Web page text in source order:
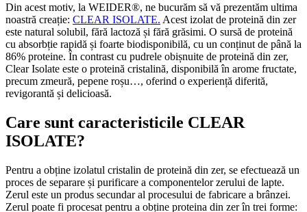
Din acest motiv, la WEIDER®, ne bucurăm să vă prezentăm ultima
noastră creație: CLEAR ISOLATE. Acest izolat de proteină din zer
este natural solubil, fără lactoză și fără grăsimi. O sursă de proteină
cu absorbție rapidă și foarte biodisponibilă, cu un conținut de până la
86% proteine. În contrast cu pudrele obișnuite de proteină din zer,
Clear Isolate este o proteină cristalină, disponibilă în arome fructate,
precum zmeură, pepene roșu…, oferind o experiență diferită,
revigorantă și delicioasă.
Care sunt caracteristicile CLEAR
ISOLATE?
Pentru a obține izolatul cristalin de proteină din zer, se efectuează un
proces de separare și purificare a componentelor zerului de lapte.
Zerul este un produs secundar al procesului de fabricare a brânzei.
Zerul poate fi procesat pentru a obține proteina din zer în trei forme: